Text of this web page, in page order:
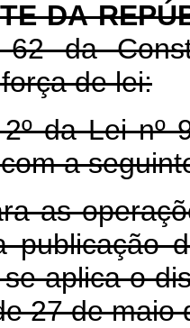
DA
da
de lei:
da Lei nº
a
as
publicação
aplica o
27 de maio